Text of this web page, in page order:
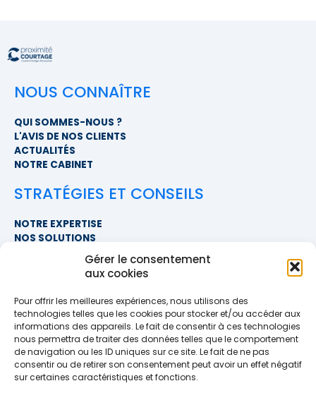
Gérer le consentement
aux cookies
Pour offrir les meilleures expériences, nous utilisons des
technologies telles que les cookies pour stocker et/ou accéder aux
informations des appareils. Le fait de consentir à ces technologies
nous permettra de traiter des données telles que le comportement
de navigation ou les ID uniques sur ce site. Le fait de ne pas
consentir ou de retirer son consentement peut avoir un effet négatif
sur certaines caractéristiques et fonctions.
NOUS CONNAÎTRE
QUI SOMMES-NOUS ?
L'AVIS DE NOS CLIENTS
ACTUALITÉS
NOTRE CABINET
STRATÉGIES ET CONSEILS
NOTRE EXPERTISE
NOS SOLUTIONS
NOUS CONTACTER
SIÈGE SOCIAL
PROXIMITÉ COURTAGE
678 BOULEVARD DES HUNAUDIÈRES
72230 RUAUDIN
TÉLÉPHONE >> AFFICHER LE NUMÉRO <<
EMAIL
contact@proximite-courtage.fr